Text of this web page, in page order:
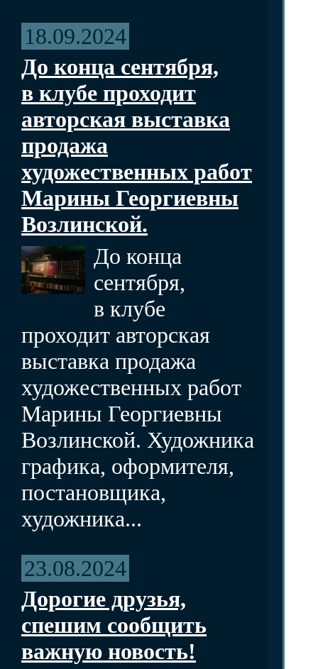
18.09.2024
До конца сентября,
в клубе проходит
авторская выставка
продажа
художественных работ
Марины Георгиевны
Возлинской.
До конца
сентября,
в клубе
проходит авторская
выставка продажа
художественных работ
Марины Георгиевны
Возлинской. Художника
графика, оформителя,
постановщика,
художника...
23.08.2024
Дорогие друзья,
спешим сообщить
важную новость!